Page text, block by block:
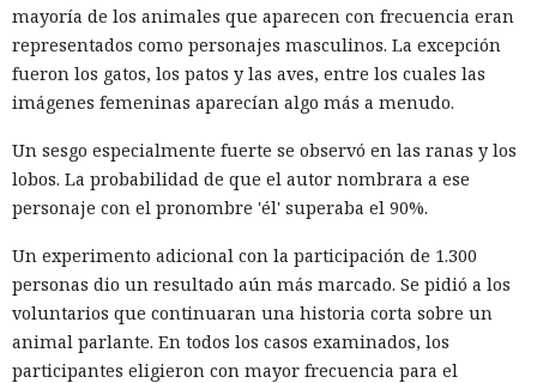
mayoría de los animales que aparecen con frecuencia eran
representados como personajes masculinos. La excepción
fueron los gatos, los patos y las aves, entre los cuales las
imágenes femeninas aparecían algo más a menudo.
Un sesgo especialmente fuerte se observó en las ranas y los
lobos. La probabilidad de que el autor nombrara a ese
personaje con el pronombre 'él' superaba el 90%.
Un experimento adicional con la participación de 1.300
personas dio un resultado aún más marcado. Se pidió a los
voluntarios que continuaran una historia corta sobre un
animal parlante. En todos los casos examinados, los
participantes eligieron con mayor frecuencia para el